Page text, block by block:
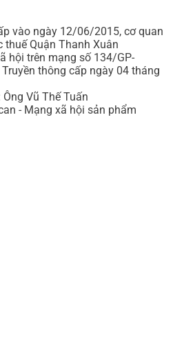
vào ngày 12/06/2015, cơ quan
thuế Quận Thanh Xuân
hội trên mạng số 134/GP-
thông cấp ngày 04 tháng
Vũ Thế Tuấn
- Mạng xã hội sản phẩm